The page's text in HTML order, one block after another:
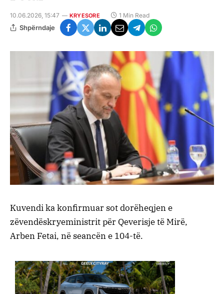
10.06.2026, 15:47 KRYESORE 1 Min Read
Shpërndaje
Kuvendi ka konfirmuar sot dorëheqjen e
zëvendëskryeministrit për Qeverisje të Mirë,
Arben Fetai, në seancën e 104-të.